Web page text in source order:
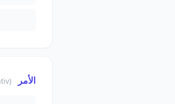
الأمر (Imperativ)